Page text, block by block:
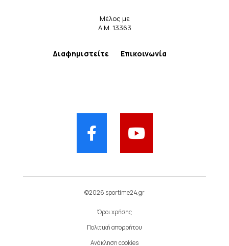
Μέλος με
Α.Μ. 13363
Διαφημιστείτε Επικοινωνία
©2026 sportime24.gr
Όροι χρήσης
Πολιτική απορρήτου
Ανάκληση cookies